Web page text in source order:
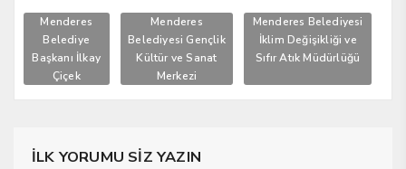
Menderes
Belediye
Başkanı İlkay
Çiçek
Menderes
Belediyesi Gençlik
Kültür ve Sanat
Merkezi
Menderes Belediyesi
İklim Değişikliği ve
Sıfır Atık Müdürlüğü
İLK YORUMU SİZ YAZIN